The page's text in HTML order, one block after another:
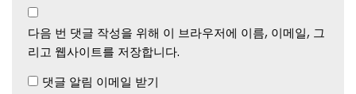
다음 번 댓글 작성을 위해 이 브라우저에 이름, 이메일, 그
리고 웹사이트를 저장합니다.
댓글 알림 이메일 받기